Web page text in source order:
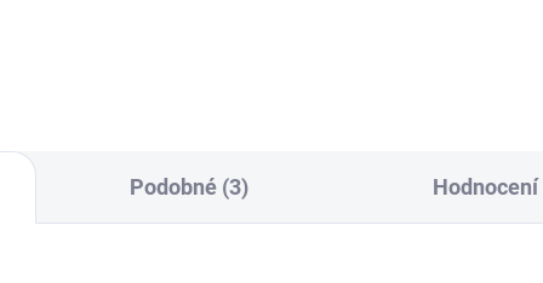
Podobné (3) Hodnocení